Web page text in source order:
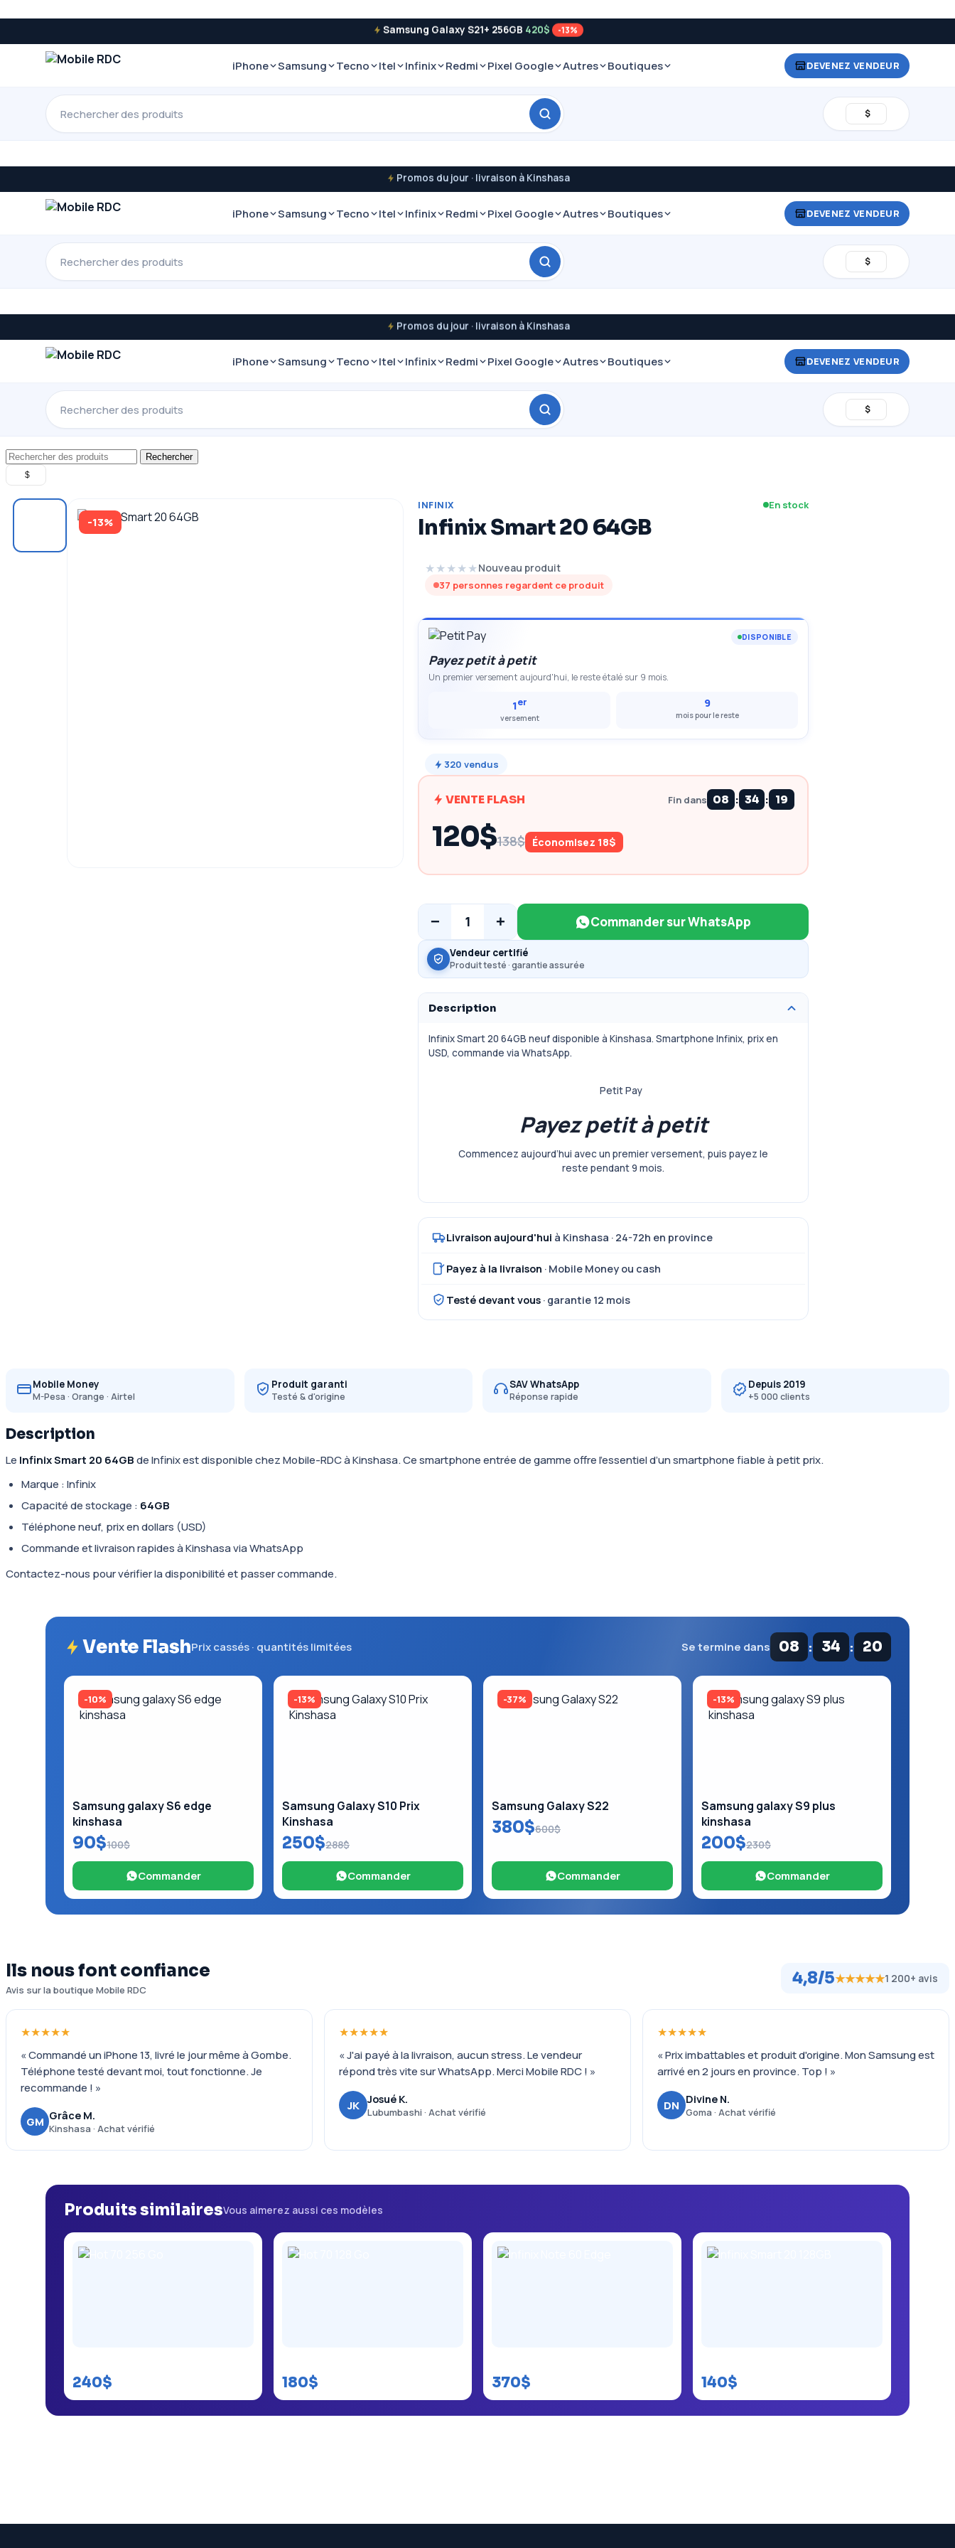
Samsung Galaxy S21+ 256GB 420$ -13%
iPhone Samsung Tecno Itel Infinix Redmi Pixel Google Autres Boutiques DEVENEZ VENDEUR
$
Promos du jour · livraison à Kinshasa
iPhone Samsung Tecno Itel Infinix Redmi Pixel Google Autres Boutiques DEVENEZ VENDEUR
$
Promos du jour · livraison à Kinshasa
iPhone Samsung Tecno Itel Infinix Redmi Pixel Google Autres Boutiques DEVENEZ VENDEUR
$
Rechercher
$
-13%
INFINIX En stock
Infinix Smart 20 64GB
★★★★★Nouveau produit
37 personnes regardent ce produit
DISPONIBLE
Payez petit à petit
Un premier versement aujourd'hui, le reste étalé sur 9 mois.
1er
versement
9
mois pour le reste
320 vendus
VENTE FLASH Fin dans 08 : 34 : 18
120$138$ Économisez 18$
− 1 + Commander sur WhatsApp
Vendeur certifié
Produit testé · garantie assurée
Description
Infinix Smart 20 64GB neuf disponible à Kinshasa. Smartphone Infinix, prix en
USD, commande via WhatsApp.
Petit Pay
Payez petit à petit
Commencez aujourd’hui avec un premier versement, puis payez le
reste pendant 9 mois.
Livraison aujourd'hui à Kinshasa · 24-72h en province
Payez à la livraison · Mobile Money ou cash
Testé devant vous · garantie 12 mois
Mobile Money
M-Pesa · Orange · Airtel
Produit garanti
Testé & d'origine
SAV WhatsApp
Réponse rapide
Depuis 2019
+5 000 clients
Description
Le Infinix Smart 20 64GBde Infinix est disponible chez Mobile-RDC à Kinshasa. Ce smartphone entrée de gamme offre l’essentiel d’un smartphone fiable à petit prix.
Marque : Infinix
Capacité de stockage : 64GB
Téléphone neuf, prix en dollars (USD)
Commande et livraison rapides à Kinshasa via WhatsApp
Contactez-nous pour vérifier la disponibilité et passer commande.
Vente FlashPrix cassés · quantités limitées Se termine dans 08 34 19
-10%
Samsung galaxy S6 edge
kinshasa
90$100$
Commander
-13%
Samsung Galaxy S10 Prix
Kinshasa
250$288$
Commander
-37%
Samsung Galaxy S22
380$600$
Commander
-13%
Samsung galaxy S9 plus
kinshasa
200$230$
Commander
Ils nous font confiance
Avis sur la boutique Mobile RDC
4,8/5★★★★★1 200+ avis
★★★★★
« Commandé un iPhone 13, livré le jour même à Gombe.
Téléphone testé devant moi, tout fonctionne. Je
recommande ! »
GM Grâce M.
Kinshasa · Achat vérifié
★★★★★
« J'ai payé à la livraison, aucun stress. Le vendeur
répond très vite sur WhatsApp. Merci Mobile RDC ! »
JK Josué K.
Lubumbashi · Achat vérifié
★★★★★
« Prix imbattables et produit d'origine. Mon Samsung est
arrivé en 2 jours en province. Top ! »
DN Divine N.
Goma · Achat vérifié
Produits similairesVous aimerez aussi ces modèles
240$ 180$ 370$ 140$